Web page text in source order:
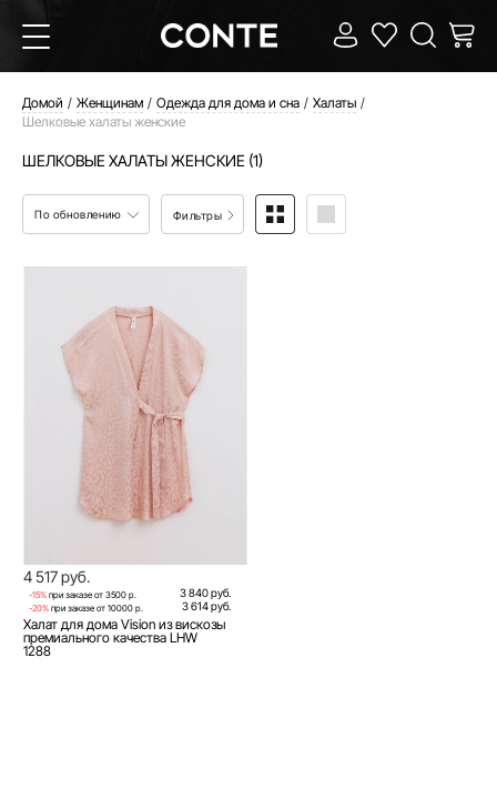
Домой Женщинам Одежда для дома и сна
Халаты
Шелковые халаты женские
ШЕЛКОВЫЕ ХАЛАТЫ ЖЕНСКИЕ (1)
По обновлению Фильтры
4 517 руб.
-15% при заказе от 3500 р. 3 840 руб.
-20% при заказе от 10000 р. 3 614 руб.
Халат для дома Vision из вискозы
премиального качества LHW
1288